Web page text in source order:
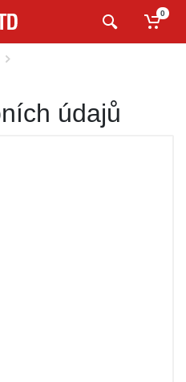
0
údajů